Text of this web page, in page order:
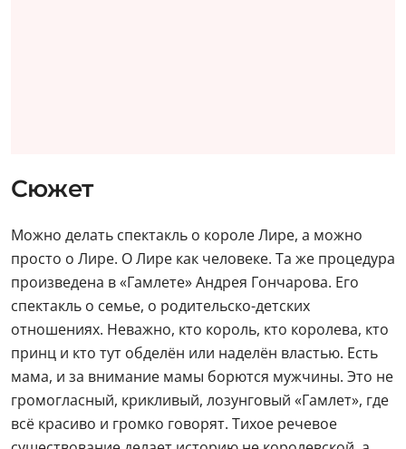
Сюжет
Можно делать спектакль о короле Лире, а можно
просто о Лире. О Лире как человеке. Та же процедура
произведена в «Гамлете» Андрея Гончарова. Его
спектакль о семье, о родительско-детских
отношениях. Неважно, кто король, кто королева, кто
принц и кто тут обделён или наделён властью. Есть
мама, и за внимание мамы борются мужчины. Это не
громогласный, крикливый, лозунговый «Гамлет», где
всё красиво и громко говорят. Тихое речевое